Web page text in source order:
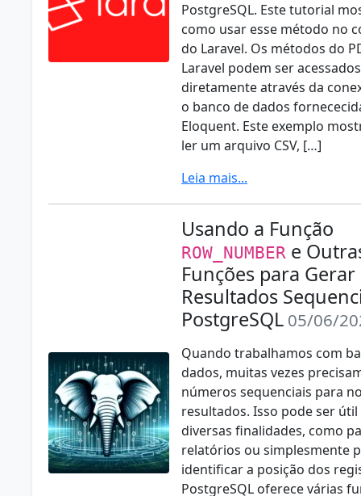
PostgreSQL. Este tutorial
como usar esse método no
do Laravel. Os métodos do
Laravel podem ser acessados
diretamente através da
o banco de dados
Eloquent. Este exemplo
ler um arquivo CSV, […]
Leia mais...
Usando a Função
ROW_NUMBER e
Funções para Gerar
Resultados
PostgreSQL 05/06/
Quando trabalhamos com
dados, muitas vezes
números sequenciais para
resultados. Isso pode ser
diversas finalidades, como
relatórios ou simplesmente
identificar a posição dos
PostgreSQL oferece várias